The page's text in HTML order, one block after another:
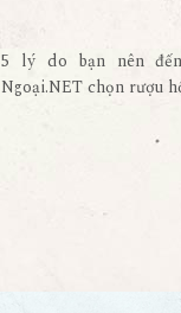
5 lý do bạn nên
Ngoại.NET chọn rượu